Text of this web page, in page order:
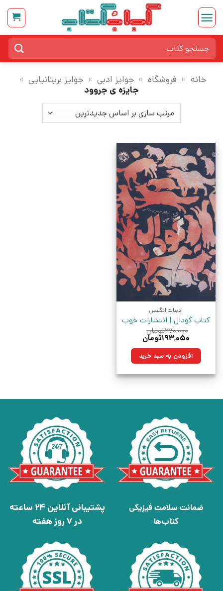
Skip
content
برای:
خانه » فروشگاه » جوایز ادبی » جوایز بریتانیایی »
جایزه ی جروود
ادبیات انگلیس
کتاب گودال | انتشارات خوب
۲۷۰,۰۰۰تومان
قیمت
۲۷۰,۰۰۰تومان
بود.
۱۹۳,۰۵۰تومان
۱۹۳,۰۵۰تومان.افزودن به سبد خرید
ضمانت سلامت فیزیکی
کتاب‌ها
پشتیبانی آنلاین 24 ساعته
در 7 روز هفته